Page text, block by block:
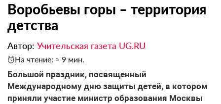
Воробьевы горы – территория
детства
Автор: Учительская газета UG.RU
На чтение: ≈ 9 мин.
Большой праздник, посвященный
Международному дню защиты детей, в котором
приняли участие министр образования Москвы